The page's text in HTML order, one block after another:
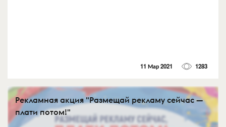
11 Мар 2021 1283
Рекламная акция "Размещай рекламу сейчас —
плати потом!"